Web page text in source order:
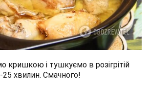
кришкою і тушкуємо в розігрітій
25 хвилин. Смачного!